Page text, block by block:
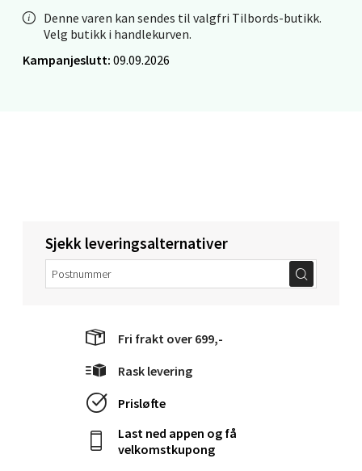
Denne varen kan sendes til valgfri Tilbords-butikk.
Velg butikk i handlekurven.
Kampanjeslutt: 09.09.2026
Sjekk leveringsalternativer
Fri frakt over 699,-
Rask levering
Prisløfte
Last ned appen og få
velkomstkupong
Ålesund - Thon Senter Moa
Åpent i dag 10-20
Torget 1, 6413 Molde
Åpent i dag 10-20
Narvik - Thon Senter Malmporten